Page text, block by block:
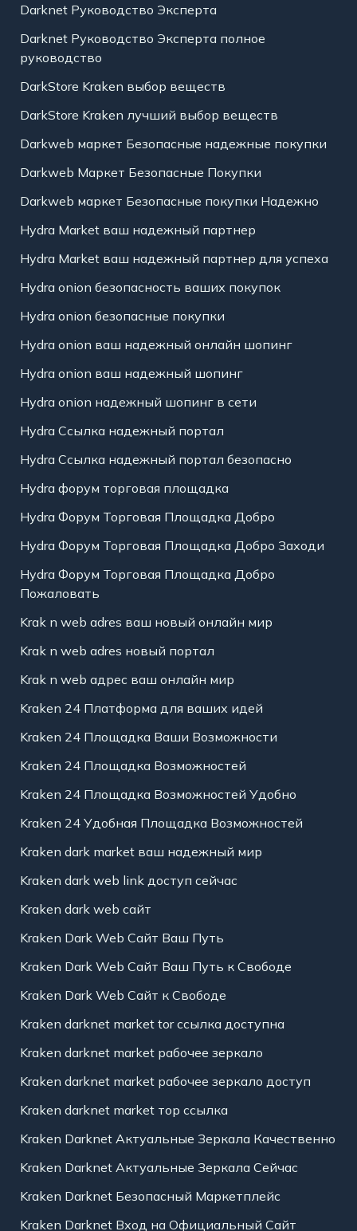
Darknet Руководство Эксперта
Darknet Руководство Эксперта полное
руководство
DarkStore Kraken выбор веществ
DarkStore Kraken лучший выбор веществ
Darkweb маркет Безопасные надежные покупки
Darkweb Маркет Безопасные Покупки
Darkweb маркет Безопасные покупки Надежно
Hydra Market ваш надежный партнер
Hydra Market ваш надежный партнер для успеха
Hydra onion безопасность ваших покупок
Hydra onion безопасные покупки
Hydra onion ваш надежный онлайн шопинг
Hydra onion ваш надежный шопинг
Hydra onion надежный шопинг в сети
Hydra Ссылка надежный портал
Hydra Ссылка надежный портал безопасно
Hydra форум торговая площадка
Hydra Форум Торговая Площадка Добро
Hydra Форум Торговая Площадка Добро Заходи
Hydra Форум Торговая Площадка Добро
Пожаловать
Krak n web adres ваш новый онлайн мир
Krak n web adres новый портал
Krak n web адрес ваш онлайн мир
Kraken 24 Платформа для ваших идей
Kraken 24 Площадка Ваши Возможности
Kraken 24 Площадка Возможностей
Kraken 24 Площадка Возможностей Удобно
Kraken 24 Удобная Площадка Возможностей
Kraken dark market ваш надежный мир
Kraken dark web link доступ сейчас
Kraken dark web сайт
Kraken Dark Web Сайт Ваш Путь
Kraken Dark Web Сайт Ваш Путь к Свободе
Kraken Dark Web Сайт к Свободе
Kraken darknet market tor ссылка доступна
Kraken darknet market рабочее зеркало
Kraken darknet market рабочее зеркало доступ
Kraken darknet market тор ссылка
Kraken Darknet Актуальные Зеркала Качественно
Kraken Darknet Актуальные Зеркала Сейчас
Kraken Darknet Безопасный Маркетплейс
Kraken Darknet Вход на Официальный Сайт